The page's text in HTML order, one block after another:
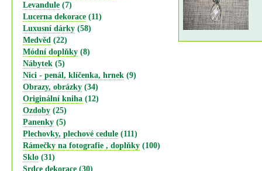
Levandule (7)
Lucerna dekorace (11)
Luxusní dárky (58)
Medvěd (22)
Módní doplňky (8)
Nábytek (5)
Nici - penál, klíčenka, hrnek (9)
Obrazy, obrázky (34)
Originální kniha (12)
Ozdoby (25)
Panenky (5)
Plechovky, plechové cedule (111)
Rámečky na fotografie , doplňky (100)
Sklo (31)
Srdce dekorace (30)